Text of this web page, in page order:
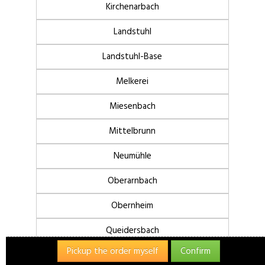
14.36 $
(12.50 €)
Kirchenarbach
Landstuhl
Landstuhl-Base
Melkerei
Miesenbach
Mittelbrunn
Neumühle
Oberarnbach
Obernheim
Queidersbach
Ramstein